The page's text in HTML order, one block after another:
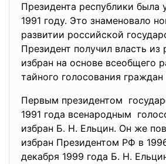
Президента республики была
1991 году. Это знаменовало
развитии российской
Президент получил власть из
избран на основе всеобщего
тайного голосования
Первым президентом
1991 года всенародным
избран Б. Н. Ельцин. Он же
избран Президентом РФ в
декабря 1999 года Б. Н.